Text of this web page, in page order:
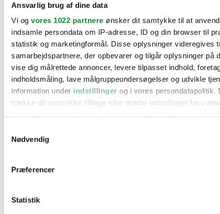
Ansvarlig brug af dine data
Vi og vores 1022 partnere ønsker dit samtykke til at
indsamle persondata om IP-adresse, ID og din browser til
statistik og marketingformål. Disse oplysninger videregives
samarbejdspartnere, der opbevarer og tilgår oplysninger på
vise dig målrettede annoncer, levere tilpasset indhold,
indholdsmåling, lave målgruppeundersøgelser og udvikle
information under indstillinger og i vores persondatapolitik.
trække dit samtykke tilbage eller ændre indstillinger fra
Hvis du tillader det, vil vi også gerne:
Identificere din enhed baseret på en scanning af
Dine valg anvendes på hele websitet.
Nødvendig
Præferencer
Statistik
Citroën
Cupra
Dacia
Fiat
Ford
Hyundai
Kia
Mercedes
MG
Nissan
Opel
Skoda
Toyota
Øvrige informationer